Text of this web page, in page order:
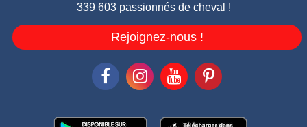
339 603 passionnés de cheval !
Rejoignez-nous !